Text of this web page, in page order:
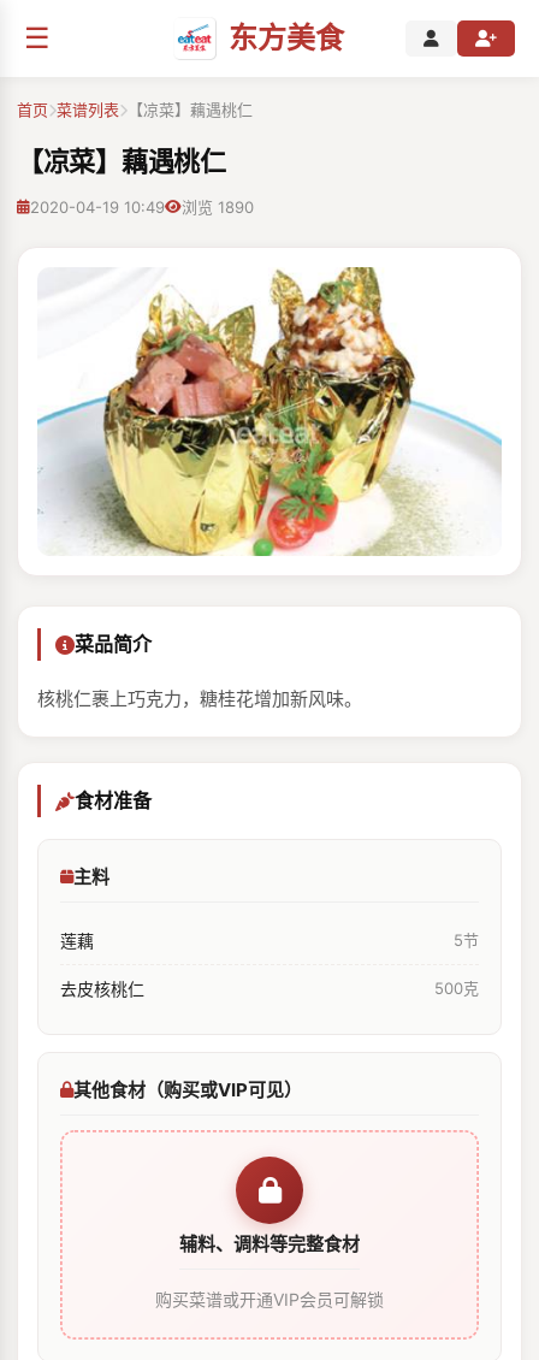
☰ 东方美食
首页 菜谱列表 【凉菜】藕遇桃仁
【凉菜】藕遇桃仁
2020-04-19 10:49 浏览 1890
菜品简介
核桃仁裹上巧克力，糖桂花增加新风味。
食材准备
主料
莲藕 5节
去皮核桃仁 500克
其他食材（购买或VIP可见）
辅料、调料等完整食材
购买菜谱或开通VIP会员可解锁